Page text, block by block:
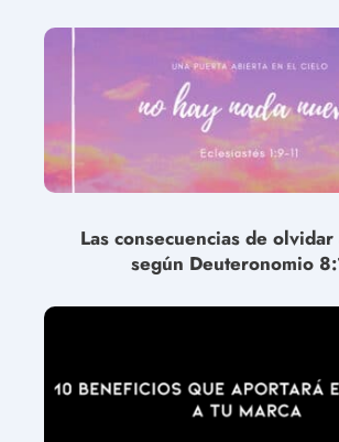
Las consecuencias de
según Deuteronomio